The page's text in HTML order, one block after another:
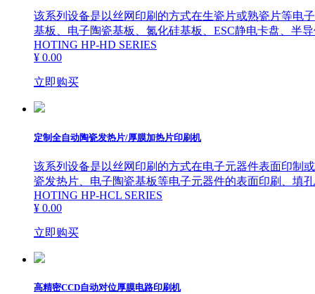
机
丝网印刷配套辅助设
该系列设备是以丝网印刷的方式在生瓷片或熟瓷片等电
基板、电子陶瓷基板、氮化硅基板、ESC静电卡盘、半
HOTING HP-HD SERIES
¥ 0.00
立即购买
定制全自动陶瓷发热片/厚膜加热片印刷机
该系列设备是以丝网印刷的方式在电子元器件表面印制
瓷发热片、电子陶瓷基板等电子元器件的表面印刷、填
HOTING HP-HCL SERIES
¥ 0.00
立即购买
高精密CCD自动对位厚膜电路印刷机